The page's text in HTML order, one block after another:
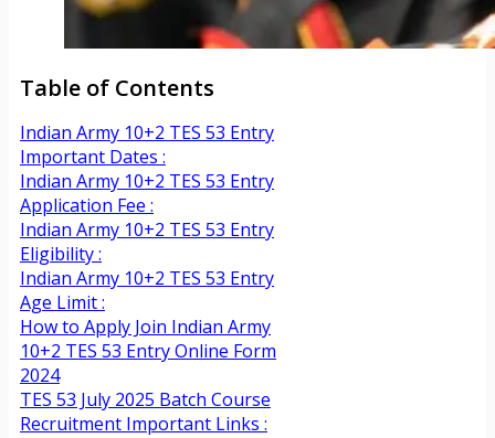
Table of Contents
Indian Army 10+2 TES 53 Entry
Important Dates :
Indian Army 10+2 TES 53 Entry
Application Fee :
Indian Army 10+2 TES 53 Entry
Eligibility :
Indian Army 10+2 TES 53 Entry
Age Limit :
How to Apply Join Indian Army
10+2 TES 53 Entry Online Form
2024
TES 53 July 2025 Batch Course
Recruitment Important Links :